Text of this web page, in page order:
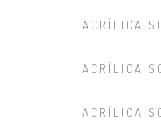
ACRÍLICA
ACRÍLICA
ACRÍLICA